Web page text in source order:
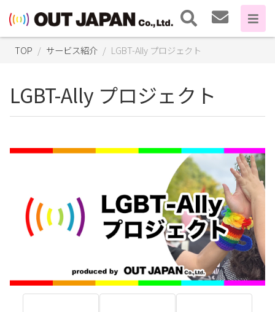
TOP サービス紹介 LGBT-Ally プロジェクト
LGBT-Ally プロジェクト